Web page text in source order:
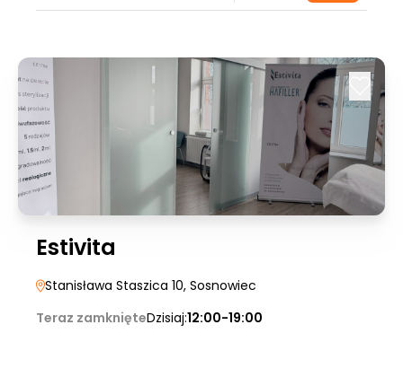
Estivita
Stanisława Staszica 10, Sosnowiec
Teraz zamknięteDzisiaj:12:00-19:00